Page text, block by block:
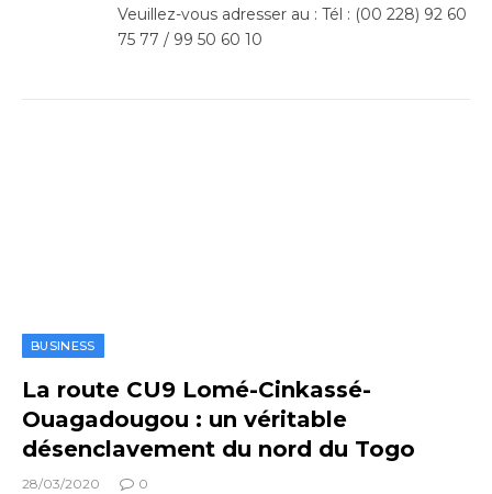
Veuillez-vous adresser au : Tél : (00 228) 92 60
75 77 / 99 50 60 10
BUSINESS
La route CU9 Lomé-Cinkassé-
Ouagadougou : un véritable
désenclavement du nord du Togo
28/03/2020 0